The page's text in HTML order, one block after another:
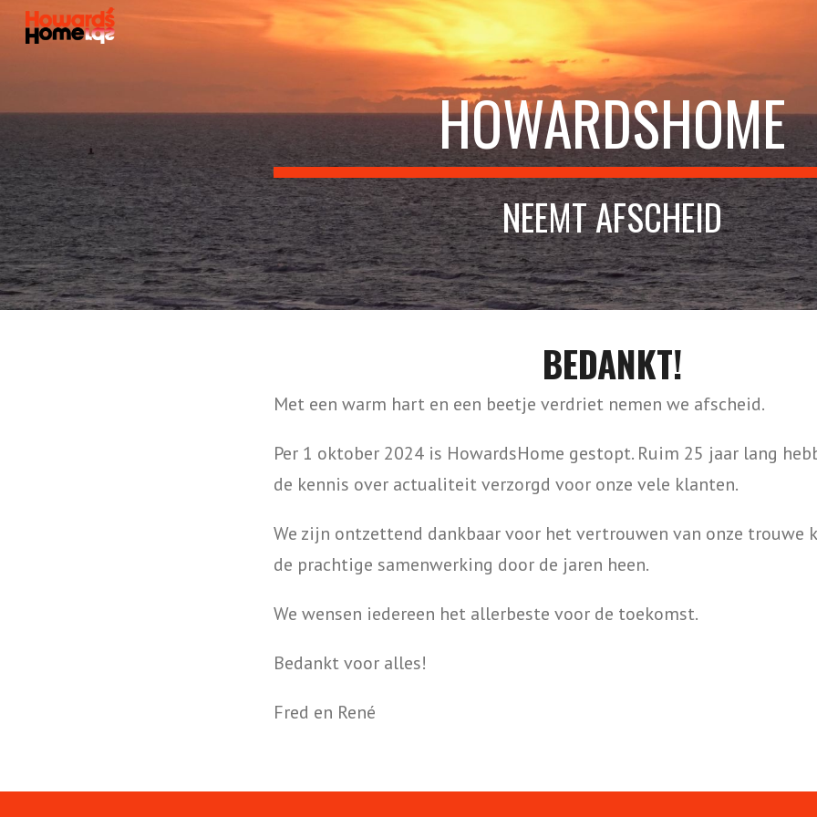
Skip to main content
HOWARDSHOME
NEEMT AFSCHEID
BEDANKT!
Met een warm hart en een beetje verdriet nemen we afscheid.
Per 1 oktober 2024 is HowardsHome gestopt. Ruim 25 jaar lang
de kennis over actualiteit verzorgd voor onze vele klanten.
We zijn ontzettend dankbaar voor het vertrouwen van onze trouwe
de prachtige samenwerking door de jaren heen.
We wensen iedereen het allerbeste voor de toekomst.
Bedankt voor alles!
Fred en René